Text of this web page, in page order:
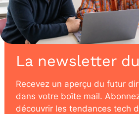
La newsletter
Recevez un aperçu du futur
dans votre boîte mail.
découvrir les tendances tech